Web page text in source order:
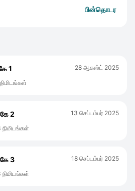
பின்தொடர
1 28 ஆகஸ்ட் 2025
2
நிமிடங்கள்
13 செப்டம்பர் 2025
3
நிமிடங்கள்
18 செப்டம்பர் 2025